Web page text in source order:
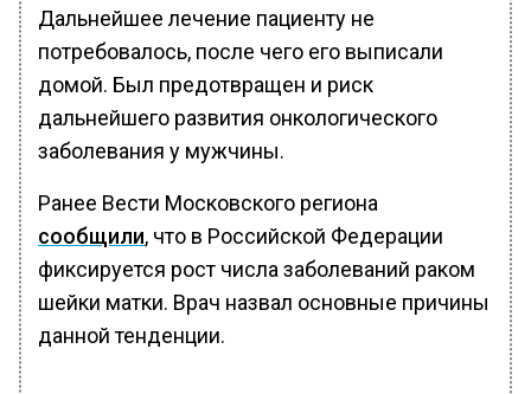
Дальнейшее лечение пациенту не
потребовалось, после чего его выписали
домой. Был предотвращен и риск
дальнейшего развития онкологического
заболевания у мужчины.
Ранее Вести Московского региона
сообщили, что в Российской Федерации
фиксируется рост числа заболеваний раком
шейки матки. Врач назвал основные причины
данной тенденции.